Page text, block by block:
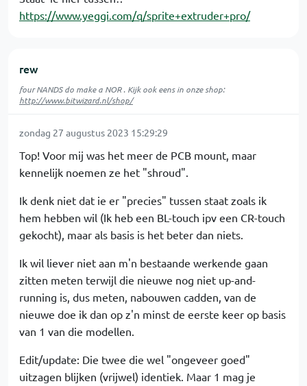
https://www.yeggi.com/q/sprite+extruder+pro/
rew
four NANDS do make a NOR . Kijk ook eens in onze shop:
http://www.bitwizard.nl/shop/
zondag 27 augustus 2023 15:29:29
Top! Voor mij was het meer de PCB mount, maar
kennelijk noemen ze het "shroud".
Ik denk niet dat ie er "precies" tussen staat zoals ik
hem hebben wil (Ik heb een BL-touch ipv een CR-touch
gekocht), maar als basis is het beter dan niets.
Ik wil liever niet aan m'n bestaande werkende gaan
zitten meten terwijl die nieuwe nog niet up-and-
running is, dus meten, nabouwen cadden, van de
nieuwe doe ik dan op z'n minst de eerste keer op basis
van 1 van die modellen.
Edit/update: Die twee die wel "ongeveer goed"
uitzagen blijken (vrijwel) identiek. Maar 1 mag je